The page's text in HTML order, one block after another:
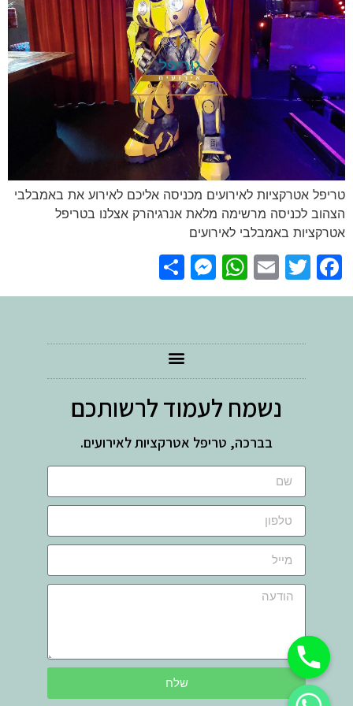
טריפל אטרקציות לאירועים מכניסה אליכם לאירוע את באמבלבי
הצהוב לכניסה מרשימה מלאת אנרגיהרק אצלנו בטריפל
אטרקציות באמבלבי לאירועים
Facebook
Twitter
Email
WhatsApp
Messenger
נשמח לעמוד לרשותכם
בברכה, טריפל אטרקציות לאירועים.
שלח